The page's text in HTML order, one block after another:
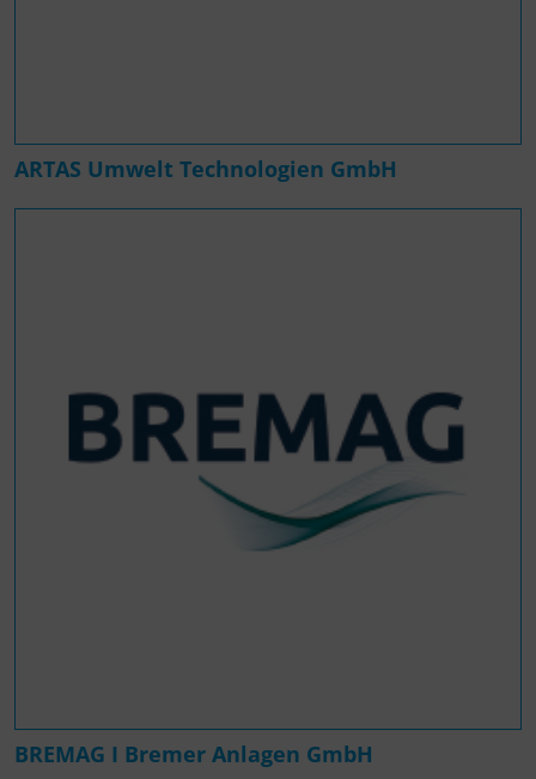
ARTAS Umwelt Technologien GmbH
BREMAG I Bremer Anlagen GmbH